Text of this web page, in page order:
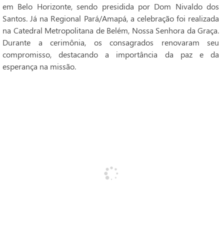
em Belo Horizonte, sendo presidida por Dom Nivaldo dos
Santos. Já na Regional Pará/Amapá, a celebração foi realizada
na Catedral Metropolitana de Belém, Nossa Senhora da Graça.
Durante a cerimônia, os consagrados renovaram seu
compromisso, destacando a importância da paz e da
esperança na missão.